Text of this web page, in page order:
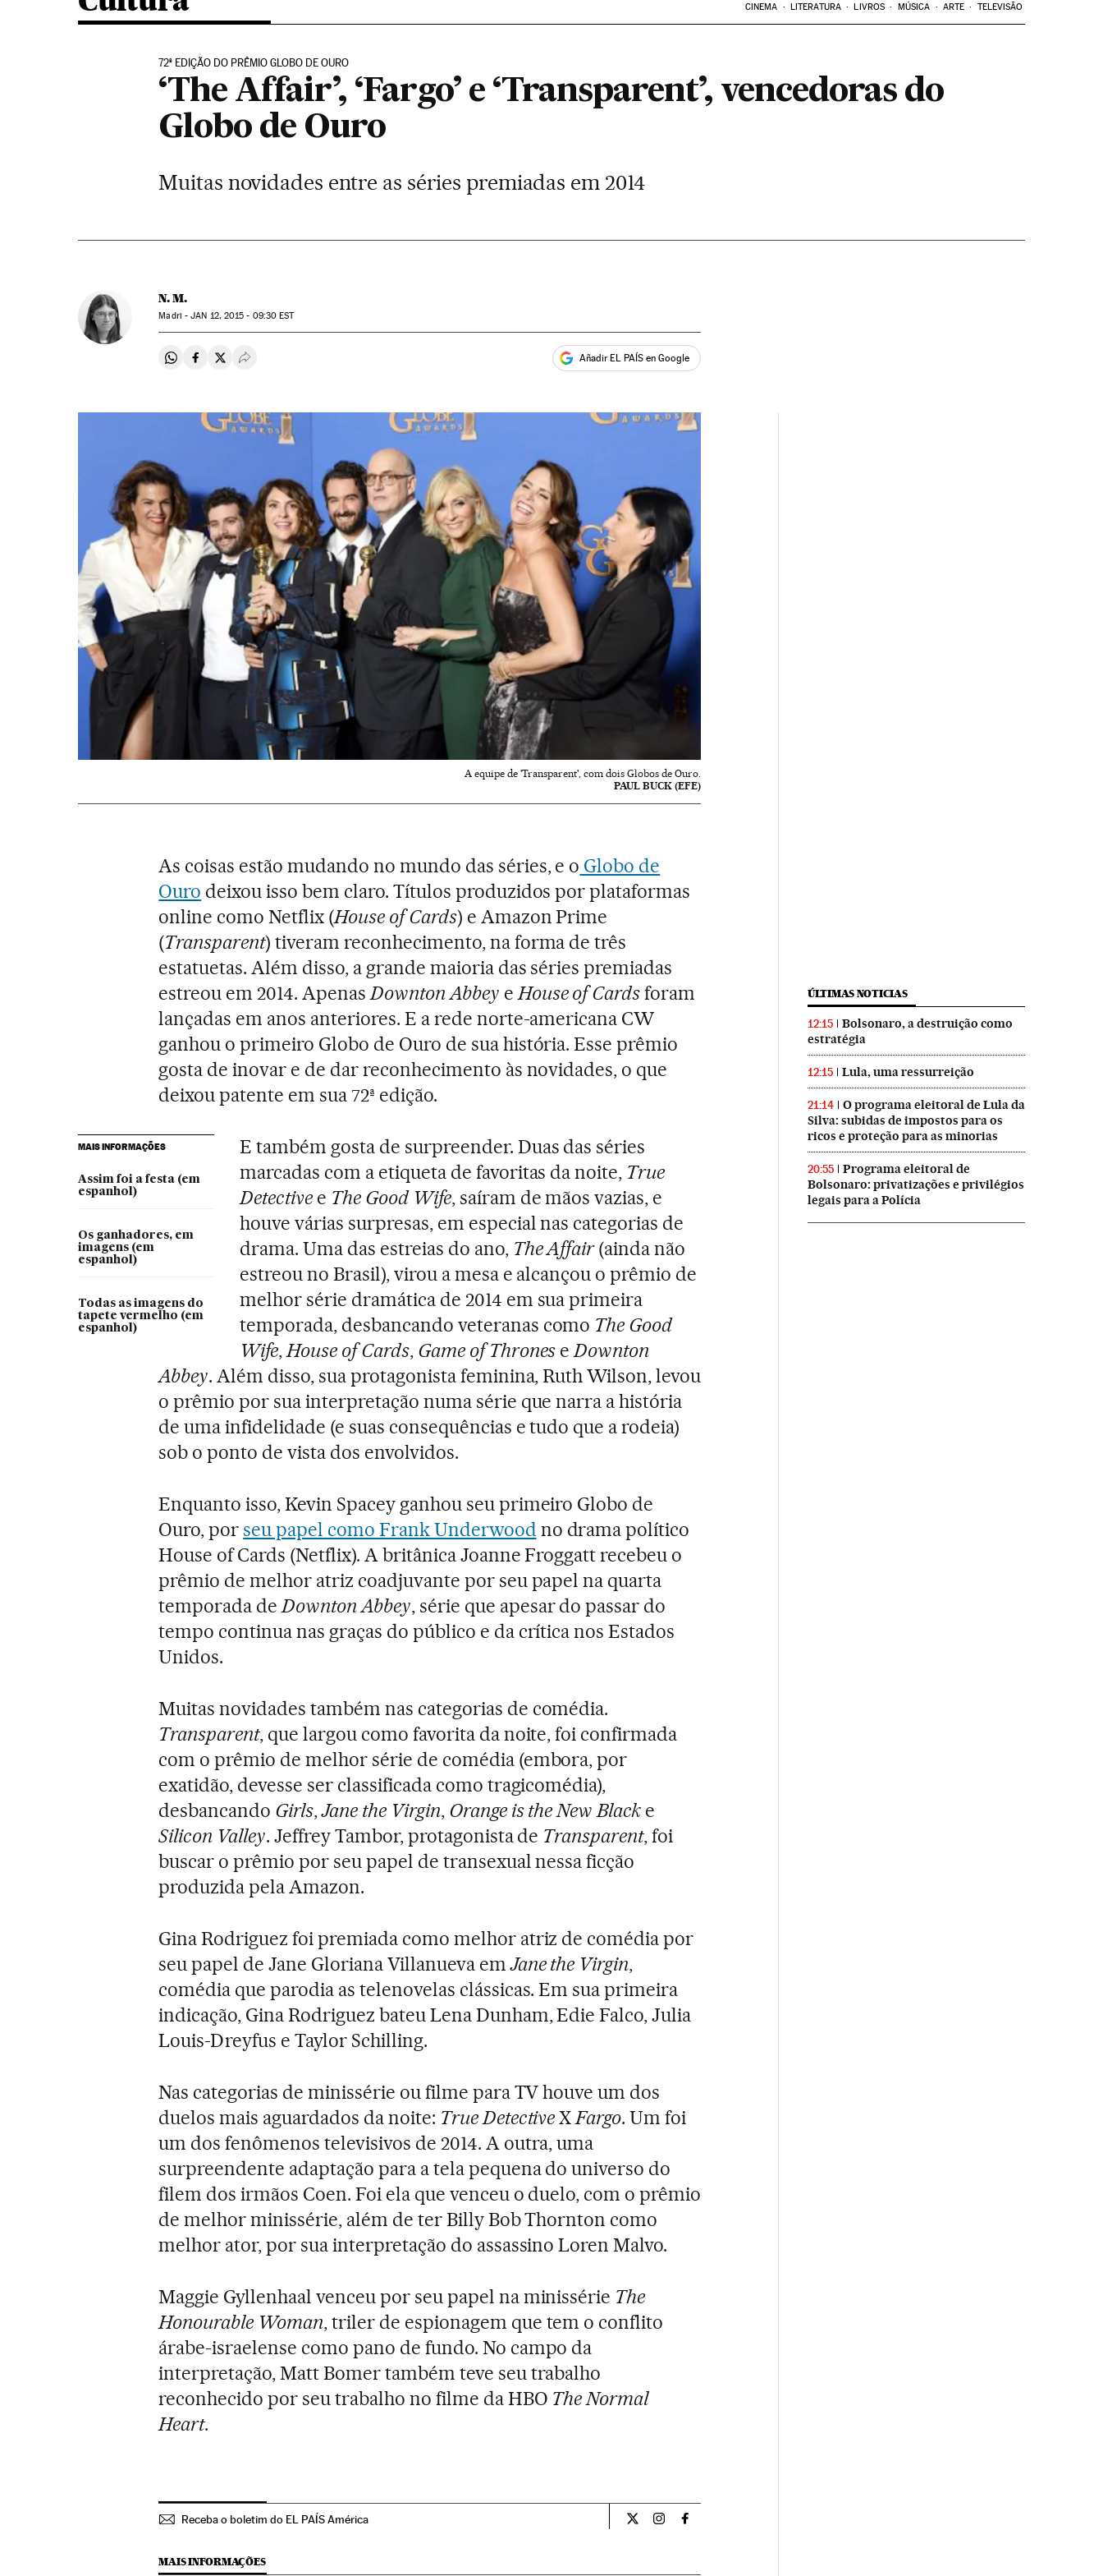
CINEMA LITERATURA LIVROS MÚSICA ARTE TELEVISÃO
72ª EDIÇÃO DO PRÊMIO GLOBO DE OURO
‘The Affair’, ‘Fargo’ e ‘Transparent’, vencedoras do
Globo de Ouro
Muitas novidades entre as séries premiadas em 2014
N. M.
Madri -JAN 12, 2015 - 09:30 EST
Compartir en Whatsapp
Compartir en Facebook
Compartir en Twitter
Desplegar Redes Sociales Añadir EL PAÍS en Google
A equipe de 'Transparent', com dois Globos de Ouro.
PAUL BUCK (EFE)
As coisas estão mudando no mundo das séries, e o Globo de
Ouro deixou isso bem claro. Títulos produzidos por plataformas
online como Netflix (House of Cards) e Amazon Prime
(Transparent) tiveram reconhecimento, na forma de três
estatuetas. Além disso, a grande maioria das séries premiadas
estreou em 2014. ApenasDownton Abbey eHouse of Cardsforam
lançadas em anos anteriores. E a rede norte-americana CW
ganhou o primeiro Globo de Ouro de sua história. Esse prêmio
gosta de inovar e de dar reconhecimento às novidades, o que
deixou patente em sua 72ª edição.
MAIS INFORMAÇÕES
Assim foi a festa (em
espanhol)
Os ganhadores, em
imagens (em
espanhol)
Todas as imagens do
tapete vermelho (em
espanhol)
E também gosta de surpreender. Duas das séries
marcadas com a etiqueta de favoritas da noite, True
Detectivee The Good Wife, saíram de mãos vazias, e
houve várias surpresas, em especial nas categorias de
drama. Uma das estreias do ano, The Affair(ainda não
estreou no Brasil), virou a mesa e alcançou o prêmio de
melhor série dramática de 2014 em sua primeira
temporada, desbancando veteranas como The Good
Wife,House of Cards, Game of Thrones eDownton
Abbey. Além disso, sua protagonista feminina, Ruth Wilson, levou
o prêmio por sua interpretação numa série que narra a história
de uma infidelidade (e suas consequências e tudo que a rodeia)
sob o ponto de vista dos envolvidos.
Enquanto isso, Kevin Spacey ganhou seu primeiro Globo de
Ouro, porseu papel como Frank Underwood no drama político
House of Cards (Netflix). A britânica Joanne Froggatt recebeu o
prêmio de melhor atriz coadjuvante por seu papel na quarta
temporada deDownton Abbey, série que apesar do passar do
tempo continua nas graças do público e da crítica nos Estados
Unidos.
Muitas novidades também nas categorias de comédia.
Transparent, que largou como favorita da noite, foi confirmada
com o prêmio de melhor série de comédia (embora, por
exatidão, devesse ser classificada como tragicomédia),
desbancando Girls,Jane the Virgin, Orange is the New Black e
Silicon Valley. Jeffrey Tambor, protagonista de Transparent, foi
buscar o prêmio por seu papel de transexual nessa ficção
produzida pela Amazon.
Gina Rodriguez foi premiada como melhor atriz de comédia por
seu papel de Jane Gloriana Villanueva emJane the Virgin,
comédia que parodia as telenovelas clássicas. Em sua primeira
indicação, Gina Rodriguez bateu Lena Dunham, Edie Falco, Julia
Louis-Dreyfus e Taylor Schilling.
Nas categorias de minissérie ou filme para TV houve um dos
duelos mais aguardados da noite: True DetectiveXFargo. Um foi
um dos fenômenos televisivos de 2014. A outra, uma
surpreendente adaptação para a tela pequena do universo do
filem dos irmãos Coen. Foi ela que venceu o duelo, com o prêmio
de melhor minissérie, além de ter Billy Bob Thornton como
melhor ator, por sua interpretação do assassino Loren Malvo.
Maggie Gyllenhaal venceu por seu papel na minissérie The
Honourable Woman, triler de espionagem que tem o conflito
árabe-israelense como pano de fundo. No campo da
interpretação, Matt Bomer também teve seu trabalho
reconhecido por seu trabalho no filme da HBO The Normal
Heart.
Receba o boletim do EL PAÍS América Cultura El País Brasil en Twitter
Cultura El País Brasil en Instagram
Cultura El País Brasil en Facebook
MAIS INFORMAÇÕES
ÚLTIMAS NOTICIAS
12:15
Bolsonaro, a destruição como
estratégia
12:15 Lula, uma ressurreição
21:14
O programa eleitoral de Lula da
Silva: subidas de impostos para os
ricos e proteção para as minorias
20:55
Programa eleitoral de
Bolsonaro: privatizações e privilégios
legais para a Polícia